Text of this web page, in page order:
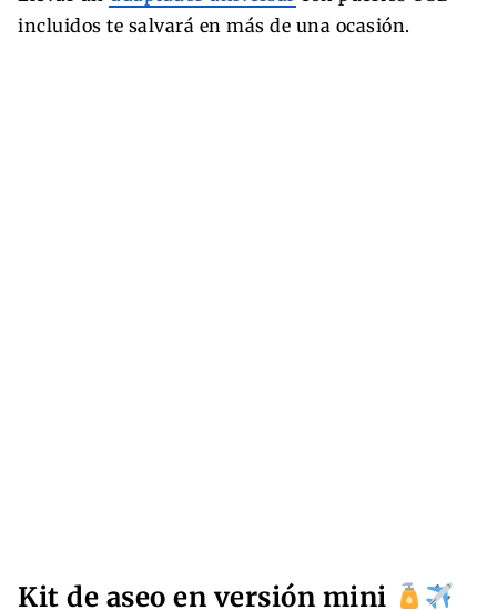
incluidos te salvará en más de una ocasión.
Kit de aseo en versión mini